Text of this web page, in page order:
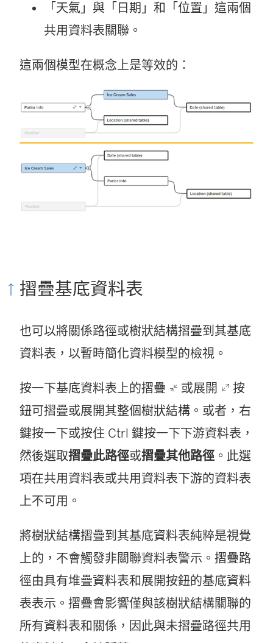
「天氣」與「日期」和「位置」這兩個
共用資料表關聯。
這兩個模型在概念上是等效的：
摺疊基底資料表
也可以將關係路徑或樹狀結構摺疊到其基底
資料表，以暫時簡化資料模型的檢視。
按一下基底資料表上的摺疊 或展開
按
鈕可摺疊或展開其整個樹狀結構。或者，右
鍵按一下或按住 Ctrl 鍵按一下下游資料表，
然後選取摺疊此路徑或摺疊其他路徑 。此選
項在共用資料表或共用資料表下游的資料表
上不可用。
將樹狀結構摺疊到其基底資料表純粹是視覺
上的，不會觸發非關聯資料表警示。摺疊路
徑由具有堆疊資料表和展開按鈕的基底資料
表表示。摺疊會影響僅與該樹狀結構關聯的
所有資料表和關係，因此與未摺疊路徑共用